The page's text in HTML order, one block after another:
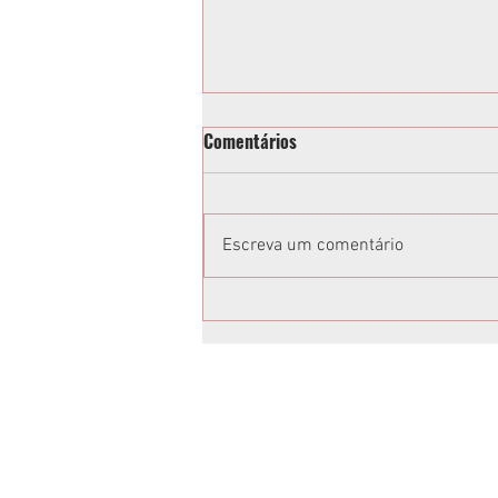
Toninho e Alisson Wandscheer
Comentários
Escreva um comentário